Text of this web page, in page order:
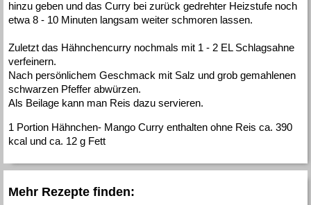
hinzu geben und das Curry bei zurück gedrehter Heizstufe noch
etwa 8 - 10 Minuten langsam weiter schmoren lassen.
Zuletzt das Hähnchencurry nochmals mit 1 - 2 EL Schlagsahne
verfeinern.
Nach persönlichem Geschmack mit Salz und grob gemahlenen
schwarzen Pfeffer abwürzen.
Als Beilage kann man Reis dazu servieren.
1 Portion Hähnchen- Mango Curry enthalten ohne Reis ca. 390
kcal und ca. 12 g Fett
Mehr Rezepte finden: